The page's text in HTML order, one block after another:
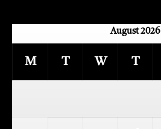
August 2026
M T W T